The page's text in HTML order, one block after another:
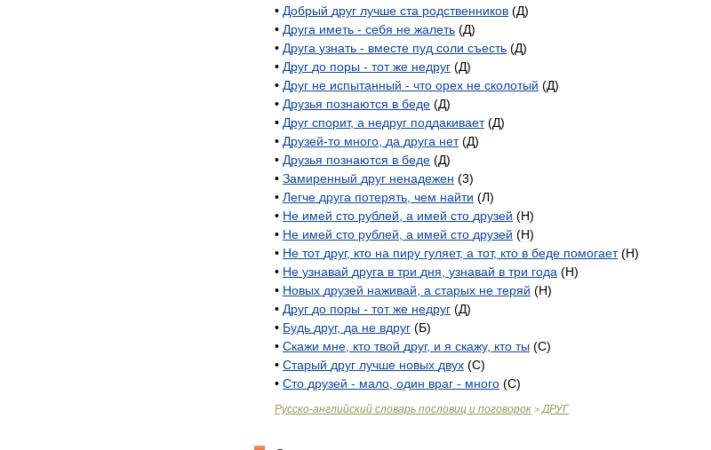
• Добрый друг лучше ста родственников (Д)
• Друга иметь - себя не жалеть (Д)
• Друга узнать - вместе пуд соли съесть (Д)
• Друг до поры - тот же недруг (Д)
• Друг не испытанный - что орех не сколотый (Д)
• Друзья познаются в беде (Д)
• Друг спорит, а недруг поддакивает(Д)
• Друзей-то много да друга нет(Д)
• Друзья познаются в беде (Д)
• Замиренный друг ненадежен (3)
• Легче друга потерять чем найти (Л)
• Не имей сто рублей а имей сто друзей (Н)
• Не имей сто рублей а имей сто друзей (Н)
• Не тот друг, кто на пиру гуляет, а тот, кто в беде помогает(Н)
• Не узнавай друга в три дня узнавай в три года (Н)
• Новых друзей наживай а старых не теряй (Н)
• Друг до поры - тот же недруг (Д)
• Будь друг, да не вдруг (Б)
• Скажи мне кто твой друг, и я скажу, кто ты (С)
• Старый друг лучше новых двух (С)
• Сто друзей - мало один враг - много (С)
Русско-английский словарь пословиц и поговорок > ДРУГ